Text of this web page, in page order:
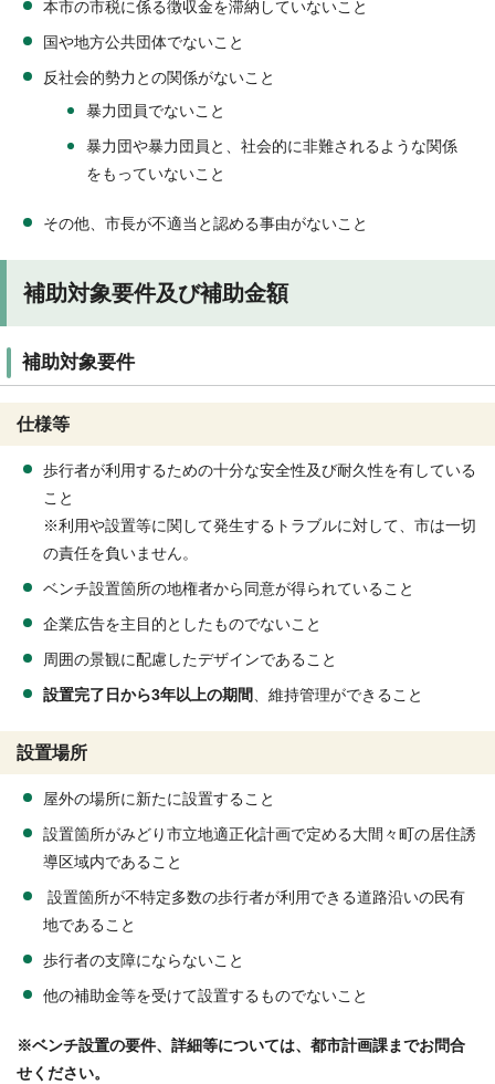
本市の市税に係る徴収金を滞納していないこと
国や地方公共団体でないこと
反社会的勢力との関係がないこと
暴力団員でないこと
暴力団や暴力団員と、社会的に非難されるような関係
をもっていないこと
その他、市長が不適当と認める事由がないこと
補助対象要件及び補助金額
補助対象要件
仕様等
歩行者が利用するための十分な安全性及び耐久性を有している
こと
※利用や設置等に関して発生するトラブルに対して、市は一切
の責任を負いません。
ベンチ設置箇所の地権者から同意が得られていること
企業広告を主目的としたものでないこと
周囲の景観に配慮したデザインであること
設置完了日から3年以上の期間
、維持管理ができること
設置場所
屋外の場所に新たに設置すること
設置箇所がみどり市立地適正化計画で定める大間々町の居住誘
導区域内であること
設置箇所が不特定多数の歩行者が利用できる道路沿いの民有
地であること
歩行者の支障にならないこと
他の補助金等を受けて設置するものでないこと
※ベンチ設置の要件、詳細等については、都市計画課までお問合
せください。